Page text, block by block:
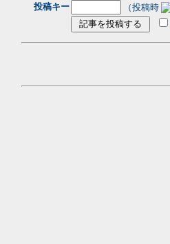
投稿キー
（投稿時